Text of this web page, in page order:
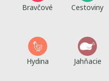
Bravčové Cestoviny
Hydina Jahňacie